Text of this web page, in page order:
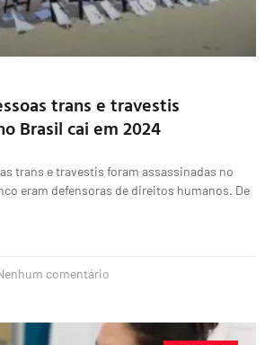
trans e travestis
Brasil cai em 2024
trans e travestis foram assassinadas no
eram defensoras de direitos humanos. De
comentário